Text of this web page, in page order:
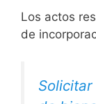
Los actos
de